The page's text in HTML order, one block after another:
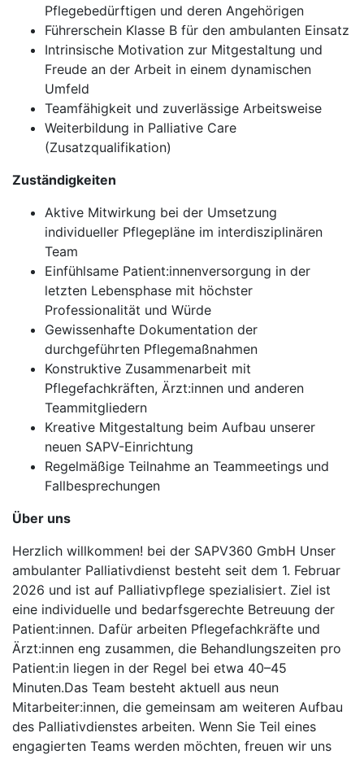
Pflegebedürftigen und deren Angehörigen
Führerschein Klasse B für den ambulanten Einsatz
Intrinsische Motivation zur Mitgestaltung und
Freude an der Arbeit in einem dynamischen
Umfeld
Teamfähigkeit und zuverlässige Arbeitsweise
Weiterbildung in Palliative Care
(Zusatzqualifikation)
Zuständigkeiten
Aktive Mitwirkung bei der Umsetzung
individueller Pflegepläne im interdisziplinären
Team
Einfühlsame Patient:innenversorgung in der
letzten Lebensphase mit höchster
Professionalität und Würde
Gewissenhafte Dokumentation der
durchgeführten Pflegemaßnahmen
Konstruktive Zusammenarbeit mit
Pflegefachkräften, Ärzt:innen und anderen
Teammitgliedern
Kreative Mitgestaltung beim Aufbau unserer
neuen SAPV-Einrichtung
Regelmäßige Teilnahme an Teammeetings und
Fallbesprechungen
Über uns
Herzlich willkommen! bei der SAPV360 GmbH Unser
ambulanter Palliativdienst besteht seit dem 1. Februar
2026 und ist auf Palliativpflege spezialisiert. Ziel ist
eine individuelle und bedarfsgerechte Betreuung der
Patient:innen. Dafür arbeiten Pflegefachkräfte und
Ärzt:innen eng zusammen, die Behandlungszeiten pro
Patient:in liegen in der Regel bei etwa 40–45
Minuten.Das Team besteht aktuell aus neun
Mitarbeiter:innen, die gemeinsam am weiteren Aufbau
des Palliativdienstes arbeiten. Wenn Sie Teil eines
engagierten Teams werden möchten, freuen wir uns